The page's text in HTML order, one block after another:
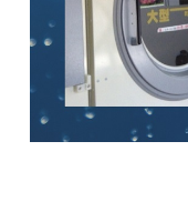
ラ
ド
リ
ー